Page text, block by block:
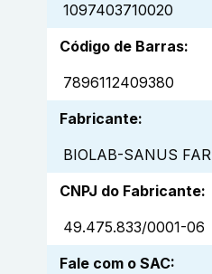
1097403710020
Código de Barras:
7896112409380
Fabricante:
BIOLAB-SANUS
CNPJ do Fabricante:
49.475.833/0001-06
Fale com o SAC: